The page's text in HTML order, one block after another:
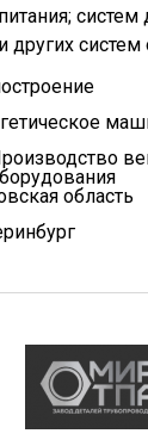
других систем
область